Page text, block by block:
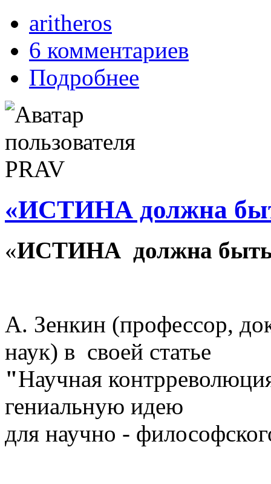
aritheros
6 комментариев
Подробнее
«ИСТИНА должна
«ИСТИНА должна быть
А. Зенкин (профессор,
наук) в своей статье
"Научная
гениальную идею
для научно -